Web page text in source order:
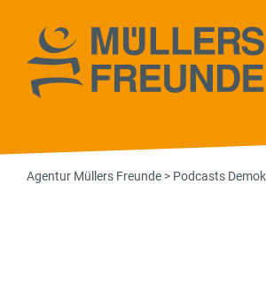
Agentur Müllers Freunde > Podcasts